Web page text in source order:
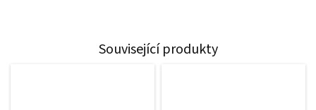
Související produkty